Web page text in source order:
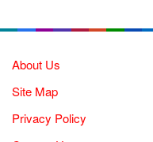
About Us
Site Map
Privacy Policy